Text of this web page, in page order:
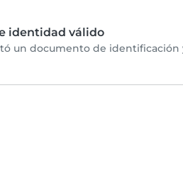
identidad válido
un documento de identificación